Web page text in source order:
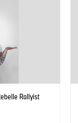
Rallyist